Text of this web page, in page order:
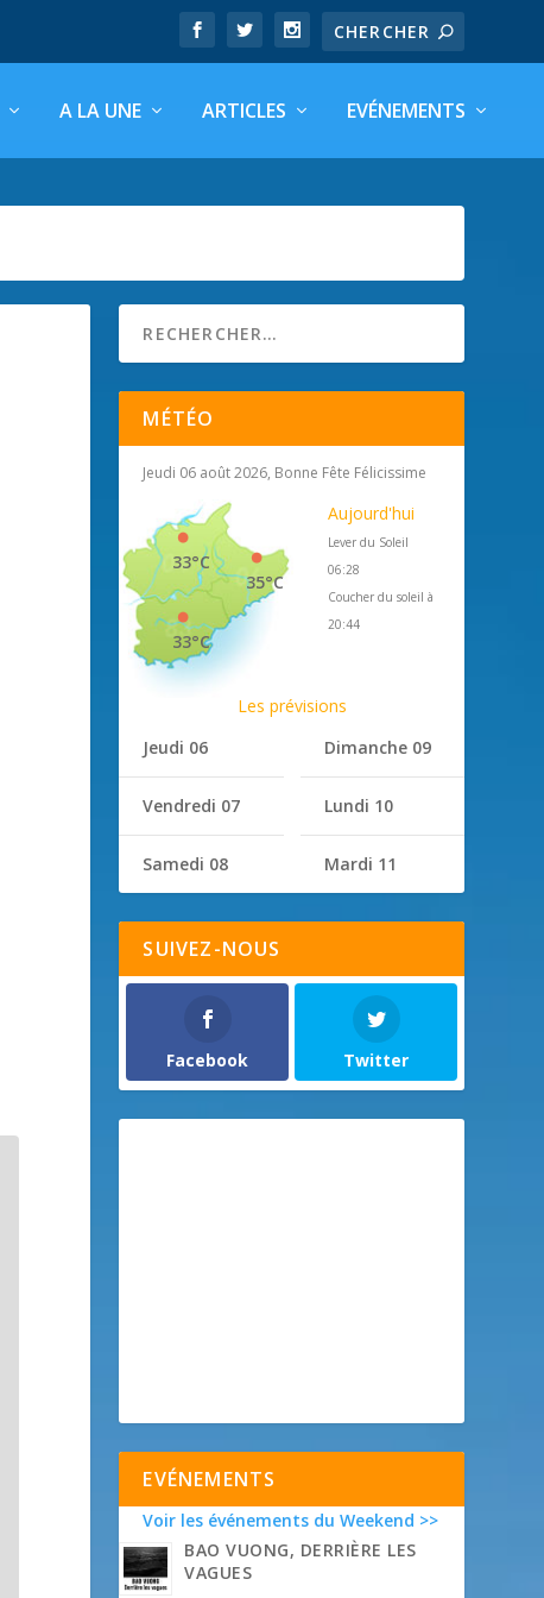
A LA UNE ARTICLES EVÉNEMENTS
MÉTÉO
Jeudi 06 août 2026, Bonne Fête Félicissime
35°C
33°C
33°C
Aujourd'hui
Lever du Soleil
06:28
Coucher du soleil à
20:44
Les prévisions
Jeudi 06
Vendredi 07
Samedi 08
Dimanche 09
Lundi 10
Mardi 11
SUIVEZ-NOUS
Facebook Twitter
EVÉNEMENTS
Voir les événements du Weekend >>
BAO VUONG, DERRIÈRE LES
VAGUES